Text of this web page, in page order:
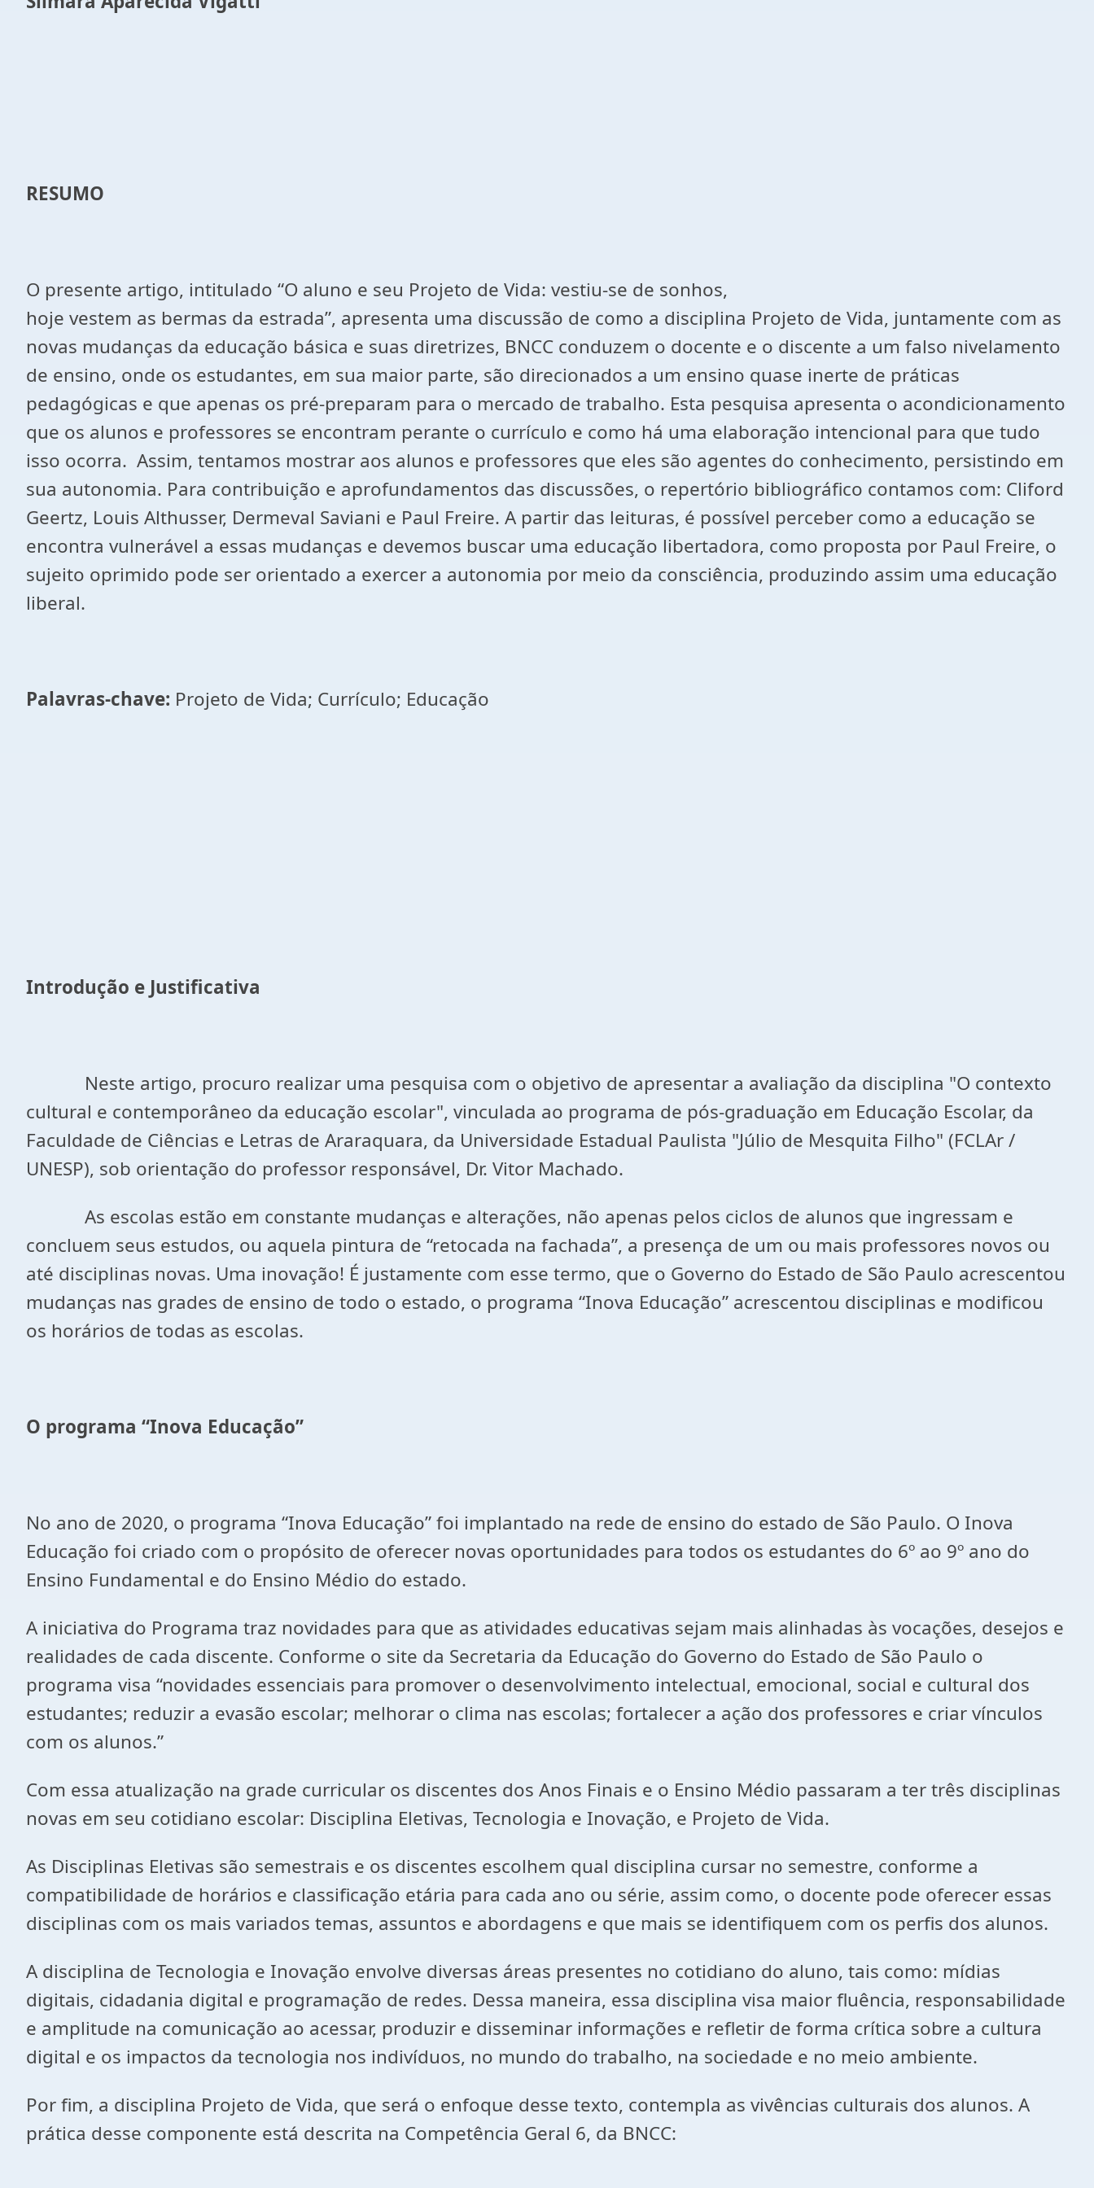
RESUMO
O presente artigo, intitulado “O aluno e seu Projeto de Vida: vestiu-se de sonhos,
hoje vestem as bermas da estrada”, apresenta uma discussão de como a disciplina Projeto de Vida, juntamente com as
novas mudanças da educação básica e suas diretrizes, BNCC conduzem o docente e o discente a um falso nivelamento
de ensino, onde os estudantes, em sua maior parte, são direcionados a um ensino quase inerte de práticas
pedagógicas e que apenas os pré-preparam para o mercado de trabalho. Esta pesquisa apresenta o acondicionamento
que os alunos e professores se encontram perante o currículo e como há uma elaboração intencional para que tudo
isso ocorra. Assim, tentamos mostrar aos alunos e professores que eles são agentes do conhecimento, persistindo em
sua autonomia. Para contribuição e aprofundamentos das discussões, o repertório bibliográfico contamos com: Cliford
Geertz, Louis Althusser, Dermeval Saviani e Paul Freire. A partir das leituras, é possível perceber como a educação se
encontra vulnerável a essas mudanças e devemos buscar uma educação libertadora, como proposta por Paul Freire, o
sujeito oprimido pode ser orientado a exercer a autonomia por meio da consciência, produzindo assim uma educação
liberal.
Palavras-chave: Projeto de Vida; Currículo; Educação
Introdução e Justificativa
Neste artigo, procuro realizar uma pesquisa com o objetivo de apresentar a avaliação da disciplina "O contexto
cultural e contemporâneo da educação escolar", vinculada ao programa de pós-graduação em Educação Escolar, da
Faculdade de Ciências e Letras de Araraquara, da Universidade Estadual Paulista "Júlio de Mesquita Filho" (FCLAr /
UNESP), sob orientação do professor responsável, Dr. Vitor Machado.
As escolas estão em constante mudanças e alterações, não apenas pelos ciclos de alunos que ingressam e
concluem seus estudos, ou aquela pintura de “retocada na fachada”, a presença de um ou mais professores novos ou
até disciplinas novas. Uma inovação! É justamente com esse termo, que o Governo do Estado de São Paulo acrescentou
mudanças nas grades de ensino de todo o estado, o programa “Inova Educação” acrescentou disciplinas e modificou
os horários de todas as escolas.
O programa “Inova Educação”
No ano de 2020, o programa “Inova Educação” foi implantado na rede de ensino do estado de São Paulo. O Inova
Educação foi criado com o propósito de oferecer novas oportunidades para todos os estudantes do 6º ao 9º ano do
Ensino Fundamental e do Ensino Médio do estado.
A iniciativa do Programa traz novidades para que as atividades educativas sejam mais alinhadas às vocações, desejos e
realidades de cada discente. Conforme o site da Secretaria da Educação do Governo do Estado de São Paulo o
programa visa “novidades essenciais para promover o desenvolvimento intelectual, emocional, social e cultural dos
estudantes; reduzir a evasão escolar; melhorar o clima nas escolas; fortalecer a ação dos professores e criar vínculos
com os alunos.”
Com essa atualização na grade curricular os discentes dos Anos Finais e o Ensino Médio passaram a ter três disciplinas
novas em seu cotidiano escolar: Disciplina Eletivas, Tecnologia e Inovação, e Projeto de Vida.
As Disciplinas Eletivas são semestrais e os discentes escolhem qual disciplina cursar no semestre, conforme a
compatibilidade de horários e classificação etária para cada ano ou série, assim como, o docente pode oferecer essas
disciplinas com os mais variados temas, assuntos e abordagens e que mais se identifiquem com os perfis dos alunos.
A disciplina de Tecnologia e Inovação envolve diversas áreas presentes no cotidiano do aluno, tais como: mídias
digitais, cidadania digital e programação de redes. Dessa maneira, essa disciplina visa maior fluência, responsabilidade
e amplitude na comunicação ao acessar, produzir e disseminar informações e refletir de forma crítica sobre a cultura
digital e os impactos da tecnologia nos indivíduos, no mundo do trabalho, na sociedade e no meio ambiente.
Por fim, a disciplina Projeto de Vida, que será o enfoque desse texto, contempla as vivências culturais dos alunos. A
prática desse componente está descrita na Competência Geral 6, da BNCC: